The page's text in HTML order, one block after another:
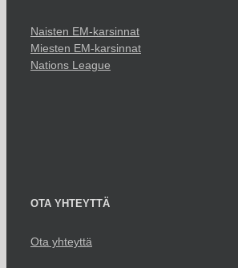
Naisten EM-karsinnat
Miesten EM-karsinnat
Nations League
OTA YHTEYTTÄ
Ota yhteyttä